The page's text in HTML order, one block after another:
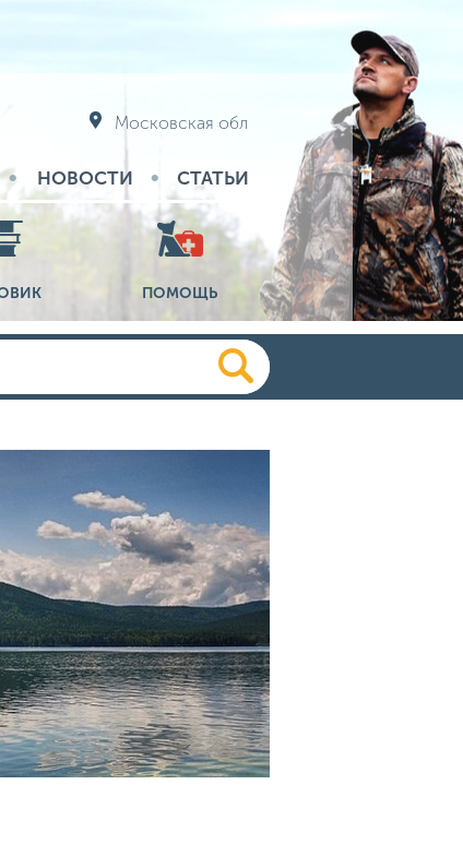
Московская обл
НОВОСТИ СТАТЬИ
ПОМОЩЬ